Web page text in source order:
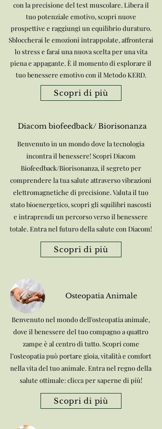
con la precisione del test muscolare. Libera il
tuo potenziale emotivo, scopri nuove
prospettive e raggiungi un equilibrio duraturo.
Sbloccherai le emozioni intrappolate, affronterai
lo stress e farai una nuova scelta per una vita
piena e appagante. È il momento di esplorare il
tuo benessere emotivo con il Metodo KERD.
Scopri di più
Diacom biofeedback/ Biorisonanza
Benvenuto in un mondo dove la tecnologia
incontra il benessere! Scopri Diacom
Biofeedback/Biorisonanza, il segreto per
comprendere la tua salute attraverso vibrazioni
elettromagnetiche di precisione. Valuta il tuo
stato bioenergetico, scopri gli squilibri nascosti
e intraprendi un percorso verso il benessere
totale. Entra nel futuro della salute con Diacom!
Scopri di più
Osteopatia Animale
Benvenuto nel mondo dell'osteopatia animale,
dove il benessere del tuo compagno a quattro
zampe è al centro di tutto. Scopri come
l’osteopatia può portare gioia, vitalità e comfort
nella vita del tuo animale. Entra nel regno della
salute ottimale: clicca per saperne di più!
Scopri di più